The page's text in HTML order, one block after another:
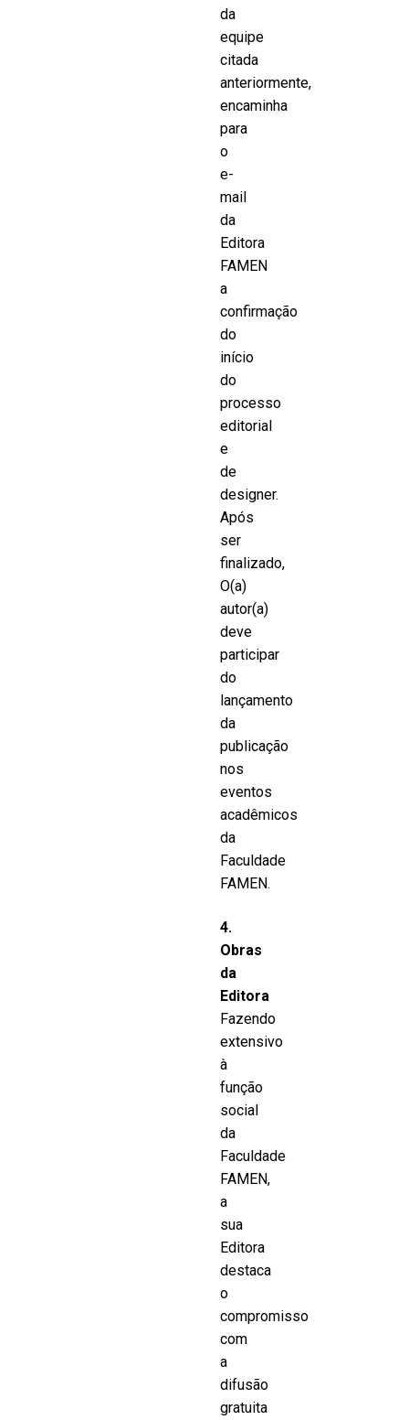
da
equipe
citada
anteriormente,
encaminha
para
o
e-
mail
da
Editora
FAMEN
a
confirmação
do
início
do
processo
editorial
e
de
designer.
Após
ser
finalizado,
O(a)
autor(a)
deve
participar
do
lançamento
da
publicação
nos
eventos
acadêmicos
da
Faculdade
FAMEN.
4.
Obras
da
Editora
Fazendo
extensivo
à
função
social
da
Faculdade
FAMEN,
a
sua
Editora
destaca
o
compromisso
com
a
difusão
gratuita